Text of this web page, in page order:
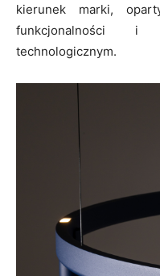
kierunek marki,
funkcjonalności i
technologicznym.